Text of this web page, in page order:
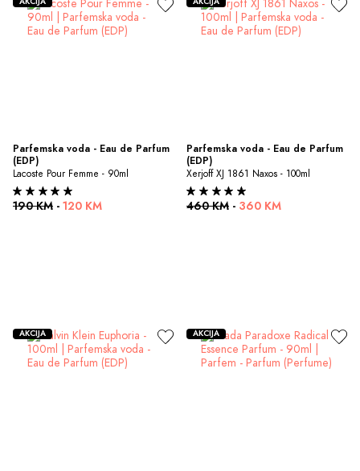
Parfemska voda - Eau de Parfum
(EDP)
Lacoste Pour Femme - 90ml
190 KM - 120 KM
Parfemska voda - Eau de Parfum
(EDP)
Xerjoff XJ 1861 Naxos - 100ml
460 KM - 360 KM
AKCIJA AKCIJA